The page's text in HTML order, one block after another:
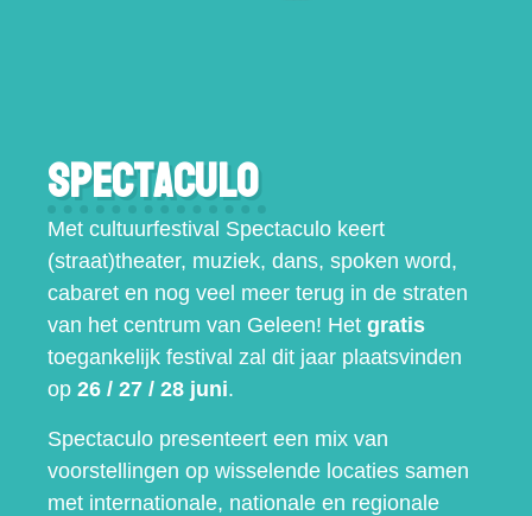
Spectaculo
Met cultuurfestival Spectaculo keert
(straat)theater, muziek, dans, spoken word,
cabaret en nog veel meer terug in de straten
van het centrum van Geleen! Het gratis
toegankelijk festival zal dit jaar plaatsvinden
op 26 / 27 / 28 juni.
Spectaculo presenteert een mix van
voorstellingen op wisselende locaties samen
met internationale, nationale en regionale